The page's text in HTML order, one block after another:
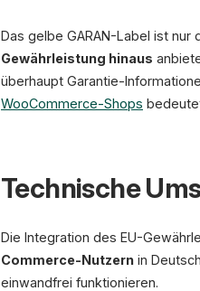
Das gelbe GARAN-Label ist
Gewährleistung hinaus
überhaupt Garantie-
WooCommerce-Shops
Technische
Die Integration des EU-
Commerce-Nutzern in
einwandfrei funktionieren.